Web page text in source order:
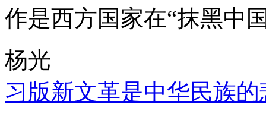
作是西方国家在“抹黑中
杨光
习版新文革是中华民族的